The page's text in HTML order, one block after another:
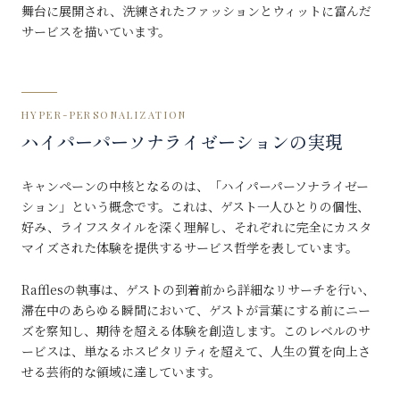
舞台に展開され、洗練されたファッションとウィットに富んだ
サービスを描いています。
HYPER-PERSONALIZATION
ハイパーパーソナライゼーションの実現
キャンペーンの中核となるのは、「ハイパーパーソナライゼー
ション」という概念です。これは、ゲスト一人ひとりの個性、
好み、ライフスタイルを深く理解し、それぞれに完全にカスタ
マイズされた体験を提供するサービス哲学を表しています。
Rafflesの執事は、ゲストの到着前から詳細なリサーチを行い、
滞在中のあらゆる瞬間において、ゲストが言葉にする前にニー
ズを察知し、期待を超える体験を創造します。このレベルのサ
ービスは、単なるホスピタリティを超えて、人生の質を向上さ
せる芸術的な領域に達しています。